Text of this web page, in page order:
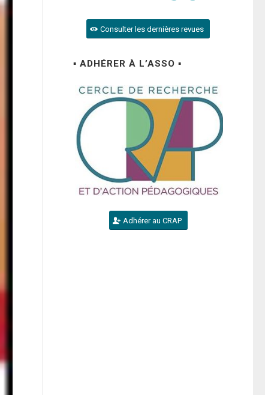
Consulter les dernières revues
▪ ADHÉRER À L’ASSO ▪
Adhérer au CRAP